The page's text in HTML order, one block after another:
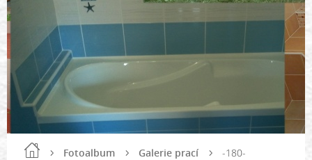
Fotoalbum Galerie prací
-180-